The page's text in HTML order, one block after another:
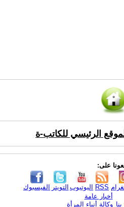
الرئيسي للكاتب-ة
على:
الفيسبوك التويتر اليوتيوب RSS
أخبار عامة
وكالة أنباء المرأة